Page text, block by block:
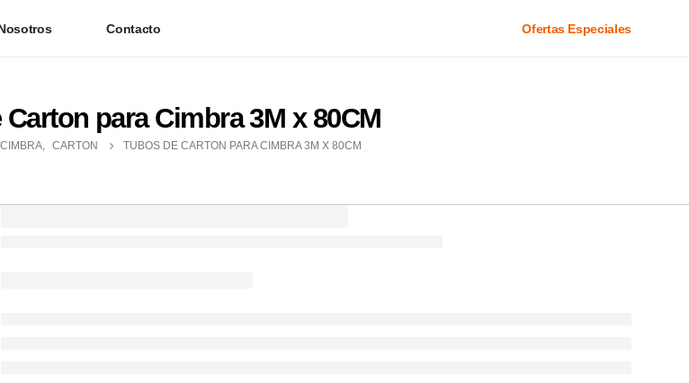
Contacto Ofertas Especiales
para Cimbra 3M x 80CM
, CARTON TUBOS DE CARTON PARA CIMBRA 3M X 80CM